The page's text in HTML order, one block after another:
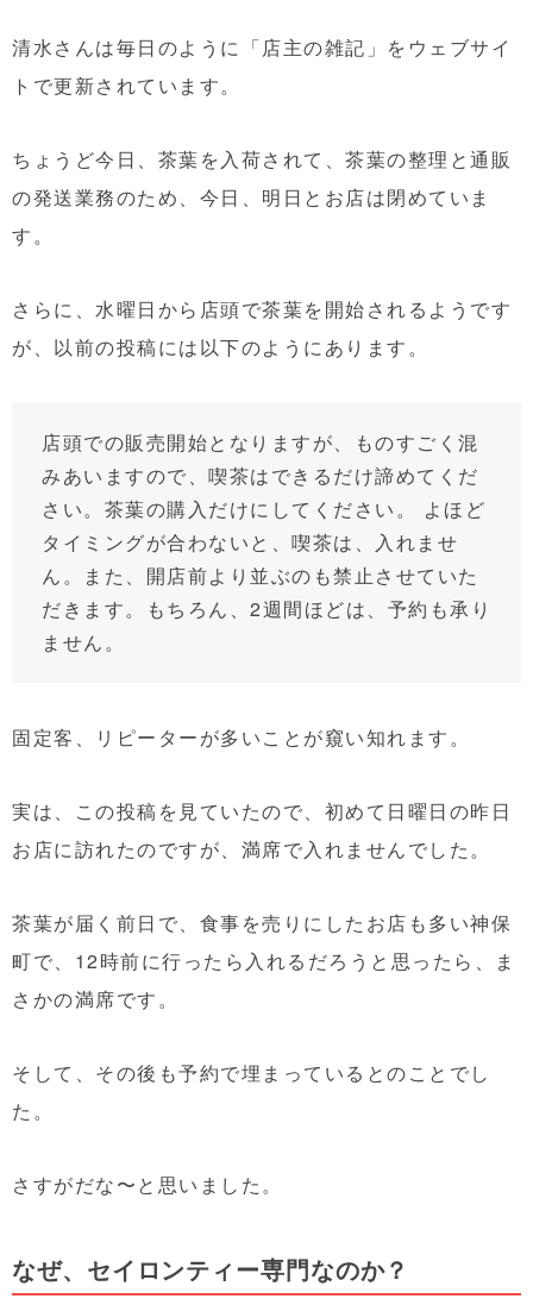
清水さんは毎日のように「店主の雑記」をウェブサイ
トで更新されています。
ちょうど今日、茶葉を入荷されて、茶葉の整理と通販
の発送業務のため、今日、明日とお店は閉めていま
す。
さらに、水曜日から店頭で茶葉を開始されるようです
が、以前の投稿には以下のようにあります。
店頭での販売開始となりますが、ものすごく混
みあいますので、喫茶はできるだけ諦めてくだ
さい。茶葉の購入だけにしてください。 よほど
タイミングが合わないと、喫茶は、入れませ
ん。また、開店前より並ぶのも禁止させていた
だきます。もちろん、2週間ほどは、予約も承り
ません。
固定客、リピーターが多いことが窺い知れます。
実は、この投稿を見ていたので、初めて日曜日の昨日
お店に訪れたのですが、満席で入れませんでした。
茶葉が届く前日で、食事を売りにしたお店も多い神保
町で、12時前に行ったら入れるだろうと思ったら、ま
さかの満席です。
そして、その後も予約で埋まっているとのことでし
た。
さすがだな〜と思いました。
なぜ、セイロンティー専門なのか？